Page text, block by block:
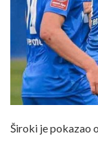
Široki je pokazao